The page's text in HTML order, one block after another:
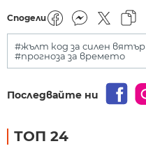
Сподели
#жълт код за силен вятър
#прогноза за времето
Последвайте ни
ТОП 24